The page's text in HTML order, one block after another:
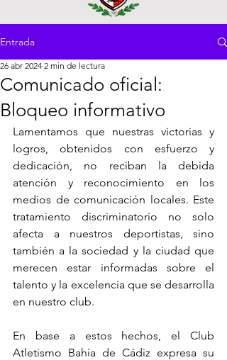
Entrada
Comunicado oficial:
Bloqueo informativo
26 abr 2024 2 min de lectura
Lamentamos que nuestras victorias y
logros, obtenidos con esfuerzo y
dedicación, no reciban la debida
atención y reconocimiento en los
medios de comunicación locales. Este
tratamiento discriminatorio no solo
afecta a nuestros deportistas, sino
también a la sociedad y la ciudad que
merecen estar informadas sobre el
talento y la excelencia que se desarrolla
en nuestro club.
En base a estos hechos, el Club
Atletismo Bahía de Cádiz expresa su